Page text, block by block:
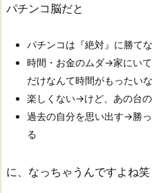
パチンコ脳だと
パチンコは『絶対』に勝て
時間・お金のムダ→家にい
だけなんて時間がもったい
楽しくない→けど、あの台
過去の自分を思い出す→勝
る
に、なっちゃうんですよね笑